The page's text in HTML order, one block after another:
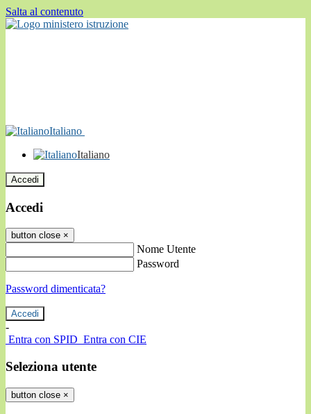
Salta al contenuto
Italiano
Italiano
Accedi
Accedi
button close ×
Nome Utente
Password
Password dimenticata?
-
Entra con SPID Entra con CIE
Seleziona utente
button close ×